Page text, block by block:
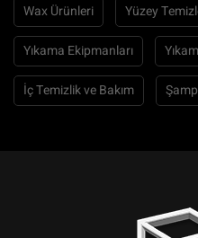
Wax Ürünleri Yüzey
Yıkama Ekipmanları
İç Temizlik ve Bakım